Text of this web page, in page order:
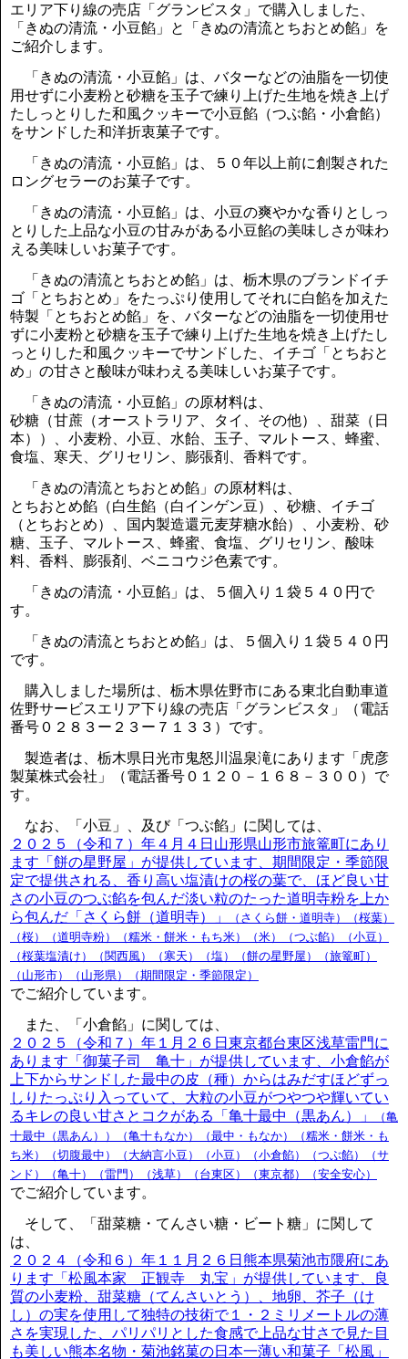
エリア下り線の売店「グランビスタ」で購入しました、
「きぬの清流・小豆餡」と「きぬの清流とちおとめ餡」を
ご紹介します。
「きぬの清流・小豆餡」は、バターなどの油脂を一切使
用せずに小麦粉と砂糖を玉子で練り上げた生地を焼き上げ
たしっとりした和風クッキーで小豆餡（つぶ餡・小倉餡）
をサンドした和洋折衷菓子です。
「きぬの清流・小豆餡」は、５０年以上前に創製された
ロングセラーのお菓子です。
「きぬの清流・小豆餡」は、小豆の爽やかな香りとしっ
とりした上品な小豆の甘みがある小豆餡の美味しさが味わ
える美味しいお菓子です。
「きぬの清流とちおとめ餡」は、栃木県のブランドイチ
ゴ「とちおとめ」をたっぷり使用してそれに白餡を加えた
特製「とちおとめ餡」を、バターなどの油脂を一切使用せ
ずに小麦粉と砂糖を玉子で練り上げた生地を焼き上げたし
っとりした和風クッキーでサンドした、イチゴ「とちおと
め」の甘さと酸味が味わえる美味しいお菓子です。
「きぬの清流・小豆餡」の原材料は、
砂糖（甘蔗（オーストラリア、タイ、その他）、甜菜（日
本））、小麦粉、小豆、水飴、玉子、マルトース、蜂蜜、
食塩、寒天、グリセリン、膨張剤、香料です。
「きぬの清流とちおとめ餡」の原材料は、
とちおとめ餡（白生餡（白インゲン豆）、砂糖、イチゴ
（とちおとめ）、国内製造還元麦芽糖水飴）、小麦粉、砂
糖、玉子、マルトース、蜂蜜、食塩、グリセリン、酸味
料、香料、膨張剤、ベニコウジ色素です。
「きぬの清流・小豆餡」は、５個入り１袋５４０円で
す。
「きぬの清流とちおとめ餡」は、５個入り１袋５４０円
です。
購入しました場所は、栃木県佐野市にある東北自動車道
佐野サービスエリア下り線の売店「グランビスタ」（電話
番号０２８３ー２３ー７１３３）です。
製造者は、栃木県日光市鬼怒川温泉滝にあります「虎彦
製菓株式会社」（電話番号０１２０－１６８－３００）で
す。
なお、「小豆」、及び「つぶ餡」に関しては、
２０２５（令和７）年４月４日山形県山形市旅篭町にあり
ます「餅の星野屋」が提供しています、期間限定・季節限
定で提供される、香り高い塩漬けの桜の葉で、ほど良い甘
さの小豆のつぶ餡を包んだ淡い粒のたった道明寺粉を上か
ら包んだ「さくら餅（道明寺）」
（さくら餅・道明寺）（桜葉）
（桜）（道明寺粉）（糯米・餅米・もち米）（米）（つぶ餡）（小豆）
（桜葉塩漬け）（関西風）（寒天）（塩）（餅の星野屋）（旅篭町）
（山形市）（山形県）（期間限定・季節限定）
でご紹介しています。
また、「小倉餡」に関しては、
２０２５（令和７）年１月２６日東京都台東区浅草雷門に
あります「御菓子司 亀十」が提供しています、小倉餡が
上下からサンドした最中の皮（種）からはみだすほどずっ
しりたっぷり入っていて、大粒の小豆がつやつや輝いてい
るキレの良い甘さとコクがある「亀十最中（黒あん）」
（亀
十最中（黒あん））（亀十もなか）（最中・もなか）（糯米・餅米・も
ち米）（切腹最中）（大納言小豆）（小豆）（小倉餡）（つぶ餡）（サ
ンド）（亀十）（雷門）（浅草）（台東区）（東京都）（安全安心）
でご紹介しています。
そして、「甜菜糖・てんさい糖・ビート糖」に関して
は、
２０２４（令和６）年１１月２６日熊本県菊池市隈府にあ
ります「松風本家 正観寺 丸宝」が提供しています、良
質の小麦粉、甜菜糖（てんさいとう）、地卵、芥子（け
し）の実を使用して独特の技術で１・２ミリメートルの薄
さを実現した、パリパリとした食感で上品な甘さで見た目
も美しい熊本名物・菊池銘菓の日本一薄い和菓子「松風」